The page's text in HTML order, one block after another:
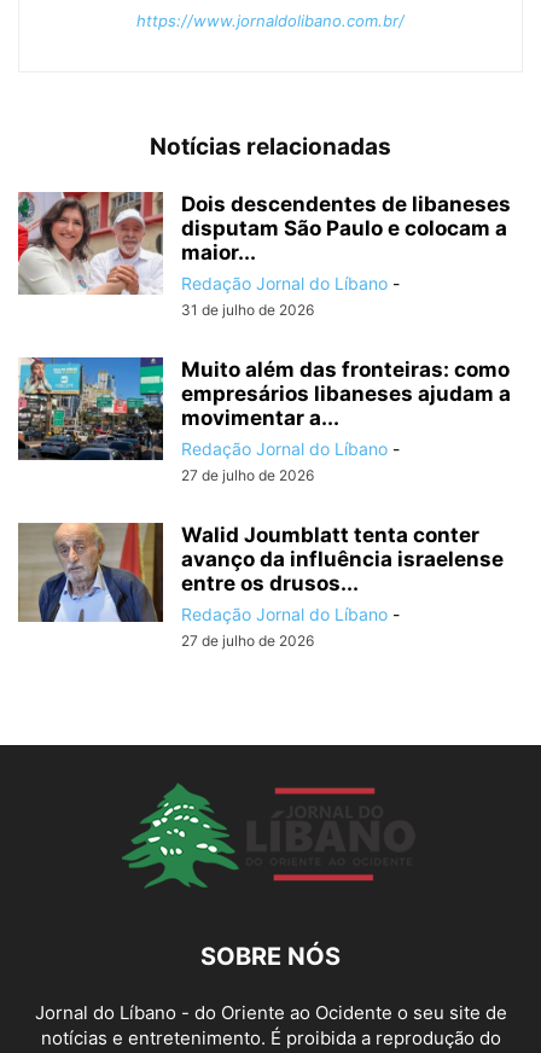
https://www.jornaldolibano.com.br/
Notícias relacionadas
Dois descendentes de libaneses
disputam São Paulo e colocam a
maior...
Redação Jornal do Líbano -
31 de julho de 2026
Muito além das fronteiras: como
empresários libaneses ajudam a
movimentar a...
Redação Jornal do Líbano -
27 de julho de 2026
Walid Joumblatt tenta conter
avanço da influência israelense
entre os drusos...
Redação Jornal do Líbano -
27 de julho de 2026
SOBRE NÓS
Jornal do Líbano - do Oriente ao Ocidente o seu site de
notícias e entretenimento. É proibida a reprodução do